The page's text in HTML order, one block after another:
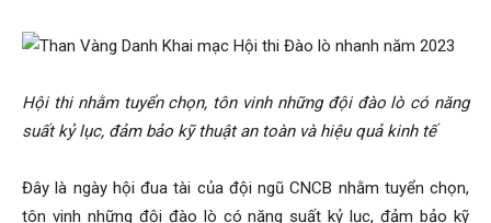
Hội thi nhằm tuyển chọn, tôn vinh những đội đào lò có năng
suất kỷ lục, đảm bảo kỹ thuật an toàn và hiệu quả kinh tế
Đây là ngày hội đua tài của đội ngũ CNCB nhằm tuyển chọn,
tôn vinh những đội đào lò có năng suất kỷ lục, đảm bảo kỹ